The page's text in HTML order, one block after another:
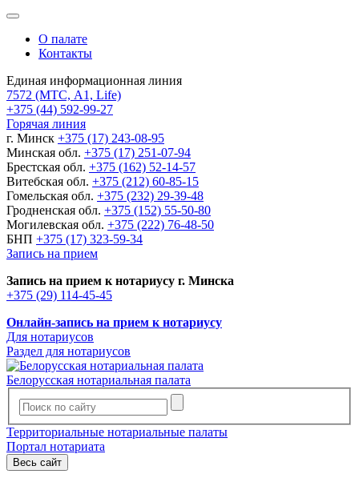
О палате
Контакты
Единая информационная линия
7572 (МТС, A1, Life)
+375 (44) 592-99-27
Горячая линия
г. Минск +375 (17) 243-08-95
Минская обл. +375 (17) 251-07-94
Брестская обл. +375 (162) 52-14-57
Витебская обл. +375 (212) 60-85-15
Гомельская обл. +375 (232) 29-39-48
Гродненская обл. +375 (152) 55-50-80
Могилевская обл. +375 (222) 76-48-50
БНП +375 (17) 323-59-34
Запись на прием
Запись на прием к нотариусу г. Минска
+375 (29) 114-45-45
Онлайн-запись на прием к нотариусу
Для нотариусов
Раздел для нотариусов
Белорусская нотариальная палата
Территориальные нотариальные палаты
Портал нотариата
Весь сайт